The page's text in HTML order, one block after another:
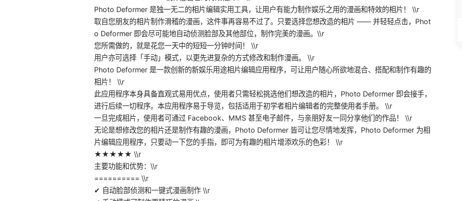
Photo Deformer 是独一无二的相片编辑实用工具，让用户有能力制作娱乐之用的漫画和特效的相片！ \\r
取自您朋友的相片制作滑稽的漫画，这件事再容易不过了。只要选择您想改造的相片 —— 并轻轻点击，Phot
o Deformer 即会尽可能地自动侦测脸部及其他部位，制作完美的漫画。\\r
您所需做的，就是花您一天中的短短一分钟时间！ \\r
用户亦可选择「手动」模式，以更先进复杂的方式修改和制作漫画。 \\r
Photo Deformer 是一款创新的新娱乐用途相片编辑应用程序，可让用户随心所欲地混合、搭配和制作有趣的
相片！ \\r
此应用程序本身具备直观式易用优点，使用者只需轻松挑选他们想改造的相片，Photo Deformer 即会接手，
进行后续一切程序。本应用程序易于导览，包括适用于初学者相片编辑者的完整使用者手册。 \\r
一旦完成相片，使用者可通过 Facebook、MMS 甚至电子邮件，与亲朋好友一同分享他们的作品！ \\r
无论是想修改您的相片还是制作有趣的漫画，Photo Deformer 皆可让您尽情地发挥，Photo Deformer 为相
片编辑应用程序，只要动一下您的手指，即可为有趣的相片增添欢乐的色彩！ \\r
★★★★★ \\r
主要功能和优势：\\r
========== \\r
✔ 自动脸部侦测和一键式漫画制作 \\r